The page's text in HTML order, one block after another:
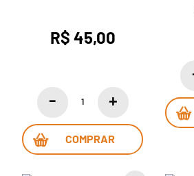
R$ 45,00
COMPRAR